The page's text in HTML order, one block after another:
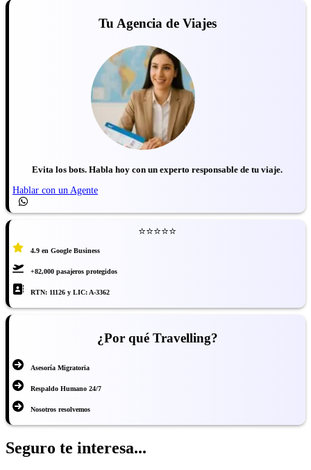
Tu Agencia de Viajes
Evita los bots. Habla hoy con un experto responsable de tu viaje.
Hablar con un Agente
⭐⭐⭐⭐⭐
4.9 en Google Business
+82,000 pasajeros protegidos
RTN: 11126 y LIC: A-3362
¿Por qué Travelling?
Asesoría Migratoria
Respaldo Humano 24/7
Nosotros resolvemos
Seguro te interesa...